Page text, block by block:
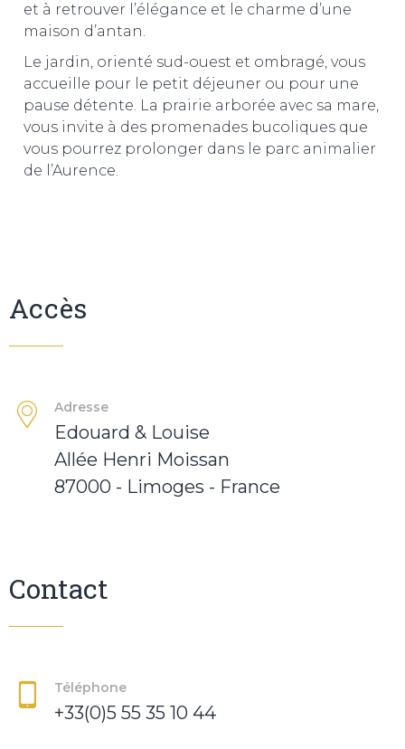
et à retrouver l’élégance et le charme d’une
maison d’antan.
Le jardin, orienté sud-ouest et ombragé, vous
accueille pour le petit déjeuner ou pour une
pause détente. La prairie arborée avec sa mare,
vous invite à des promenades bucoliques que
vous pourrez prolonger dans le parc animalier
de l’Aurence.
Accès
Adresse
Edouard & Louise
Allée Henri Moissan
87000 - Limoges - France
Contact
Téléphone
+33(0)5 55 35 10 44